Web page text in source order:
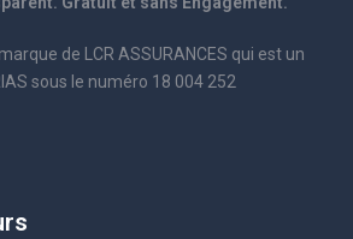
de LCR ASSURANCES qui est un
sous le numéro 18 004 252